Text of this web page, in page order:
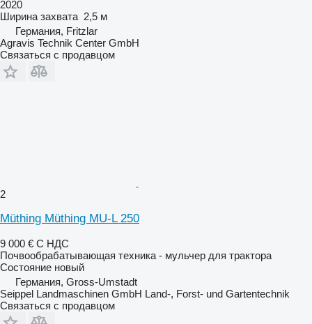
2020
Ширина захвата 2,5 м
Германия, Fritzlar
Agravis Technik Center GmbH
Связаться с продавцом
2
Müthing Müthing MU-L 250
9 000 € С НДС
Почвообрабатывающая техника - мульчер для трактора
Состояние новый
Германия, Gross-Umstadt
Seippel Landmaschinen GmbH Land-, Forst- und Gartentechnik
Связаться с продавцом